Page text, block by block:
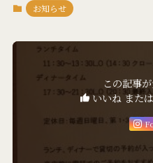
お知らせ
この記事
いいね また